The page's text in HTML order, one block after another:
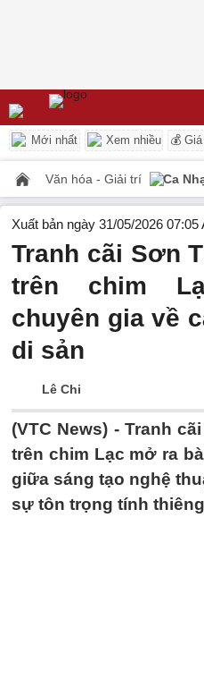
Mới nhất Xem nhiều 💰
Văn hóa - Giải trí Ca
Xuất bản ngày 31/05/2026 07:05
Tranh cãi Sơn
trên chim
chuyên gia về
di sản
Lê Chi
(VTC News) - Tranh
trên chim Lạc mở ra
giữa sáng tạo nghệ
sự tôn trọng tính